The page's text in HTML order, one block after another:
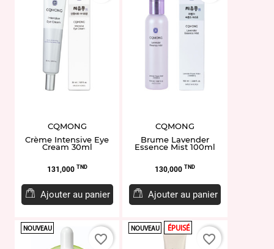
CQMONG
Crème Intensive Eye
Cream 30ml
Prix
131,000 TND
Ajouter au panier
CQMONG
Brume Lavender
Essence Mist 100ml
Prix
130,000 TND
Ajouter au panier
NOUVEAU
favorite_border
NOUVEAU ÉPUISÉ
favorite_border